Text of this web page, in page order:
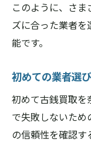
このように、さ
ズに合った業者
能です。
初めての業者選
初めて古銭買取を
で失敗しないため
の信頼性を確認す